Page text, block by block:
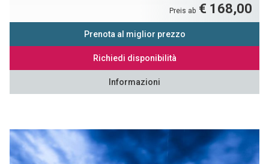
Preis ab € 168,00
Prenota al miglior prezzo
Richiedi disponibilità
Informazioni